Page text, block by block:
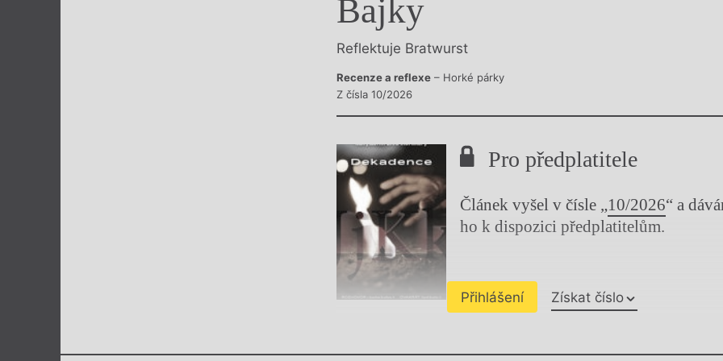
Výroční cenyBajky
Reflektuje Bratwurst
Recenze a reflexe – Horké párky
Z čísla 10/2026
Pro předplatitele
Článek vyšel v čísle „10/2026“ a
ho k dispozici předplatitelům.
Přihlášení Získat číslo
Chviličku.